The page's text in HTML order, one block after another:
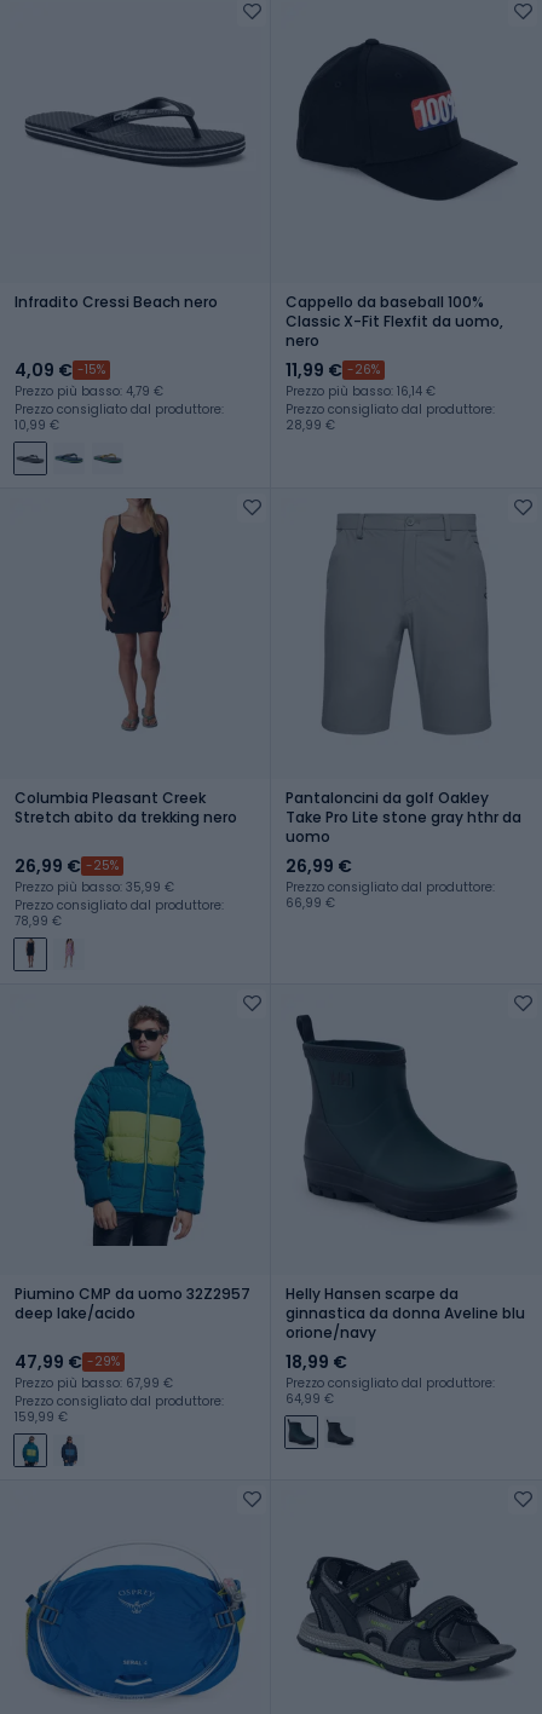
Infradito Cressi Beach nero
4,09 € -15%
Prezzo più basso: 4,79 €
Prezzo consigliato dal produttore:
10,99 €
Cappello da baseball 100%
Classic X-Fit Flexfit da uomo,
nero
11,99 € -26%
Prezzo più basso: 16,14 €
Prezzo consigliato dal produttore:
28,99 €
Columbia Pleasant Creek
Stretch abito da trekking nero
26,99 € -25%
Prezzo più basso: 35,99 €
Prezzo consigliato dal produttore:
78,99 €
Pantaloncini da golf Oakley
Take Pro Lite stone gray hthr da
uomo
26,99 €
Prezzo consigliato dal produttore:
66,99 €
Piumino CMP da uomo 32Z2957
deep lake/acido
47,99 € -29%
Prezzo più basso: 67,99 €
Prezzo consigliato dal produttore:
159,99 €
Helly Hansen scarpe da
ginnastica da donna Aveline blu
orione/navy
18,99 €
Prezzo consigliato dal produttore:
64,99 €